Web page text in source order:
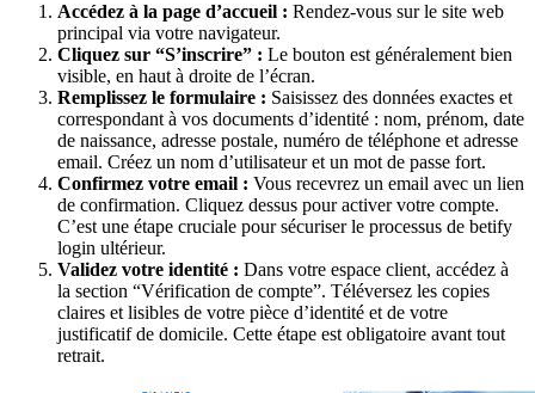
Accédez à la page d’accueil : Rendez-vous sur le site web
principal via votre navigateur.
Cliquez sur “S’inscrire” : Le bouton est généralement bien
visible, en haut à droite de l’écran.
Remplissez le formulaire : Saisissez des données exactes et
correspondant à vos documents d’identité : nom, prénom, date
de naissance, adresse postale, numéro de téléphone et adresse
email. Créez un nom d’utilisateur et un mot de passe fort.
Confirmez votre email : Vous recevrez un email avec un lien
de confirmation. Cliquez dessus pour activer votre compte.
C’est une étape cruciale pour sécuriser le processus de betify
login ultérieur.
Validez votre identité : Dans votre espace client, accédez à
la section “Vérification de compte”. Téléversez les copies
claires et lisibles de votre pièce d’identité et de votre
justificatif de domicile. Cette étape est obligatoire avant tout
retrait.